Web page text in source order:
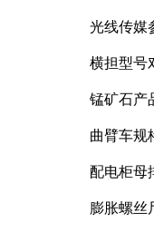
光线传媒
横担型号
锰矿石产
曲臂车规
配电柜母
膨胀螺丝